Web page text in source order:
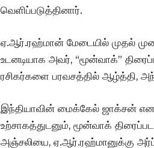
வெளிப்படுத்தினார்.
ஏ.ஆர்.ரஹ்மான் மேடையில் முதல்
உடனடியாக அவர், “மூன்வாக்”
ரசிகர்களை பரவசத்தில்
இந்தியாவின் மைக்கேல் ஜாக்சன் என
உற்சாகத்துடனும், மூன்வாக்
அஞ்சலியை, ஏ.ஆர்.ரஹ்மானுக்கு